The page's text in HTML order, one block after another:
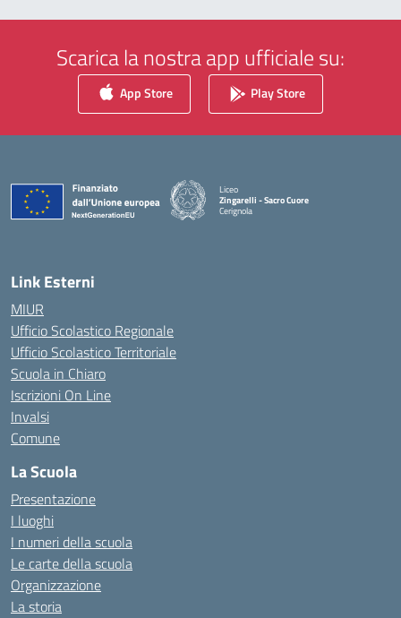
Scarica la nostra app ufficiale su:
App Store Play Store
Liceo
Zingarelli - Sacro Cuore
Cerignola
— Visita la pagina iniziale della scuola
Link Esterni
MIUR
Ufficio Scolastico Regionale
Ufficio Scolastico Territoriale
Scuola in Chiaro
Iscrizioni On Line
Invalsi
Comune
La Scuola
Presentazione
I luoghi
I numeri della scuola
Le carte della scuola
Organizzazione
La storia